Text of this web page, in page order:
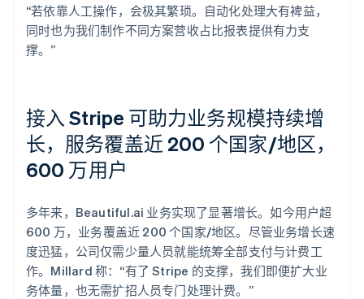
“若依靠人工操作，会极其繁琐。自动化处理大有裨益，
同时也为我们制作不同方案营收占比报表提供有力支
撑。”
接入 Stripe 可助力业务规模持续增
长，服务覆盖近 200 个国家/地区，
600 万用户
多年来，Beautiful.ai 业务实现了显著增长。如今用户超
600 万，业务覆盖近 200 个国家/地区。尽管业务增长速
度迅猛，公司仅需少量人员就能统筹全部支付与计费工
作。Millard 称：“有了 Stripe 的支撑，我们即便扩大业
务体量，也无需扩招人员专门处理计费。”